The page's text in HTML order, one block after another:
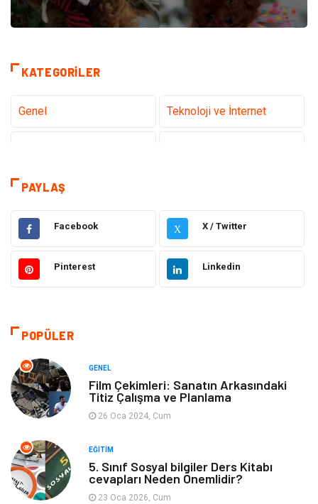
KATEGORILER
Genel Teknoloji ve İnternet
Sağlık
Hukuk Dekorasyon
Elektrik & Elektronik Giyim
Eğitim ve Kariyer
Otomotiv
Makine Alışveriş
Keyif ve Hobi
Tatil Yeme İçme
PAYLAŞ
Facebook X X / Twitter
Pinterest Linkedin
POPÜLER
GENEL
Film Çekimleri: Sanatın Arkasındaki
Titiz Çalışma ve Planlama
26 Oca 2024, Cum
EĞITIM
5. Sınıf Sosyal bilgiler Ders Kitabı
cevapları Neden Önemlidir?
23 Oca 2026, Cum